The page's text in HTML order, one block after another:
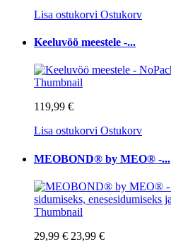
Lisa ostukorvi Ostukorv
Keeluvöö meestele -...
119,99 €
Lisa ostukorvi Ostukorv
MEOBOND® by MEO® -...
29,99 € 23,99 €